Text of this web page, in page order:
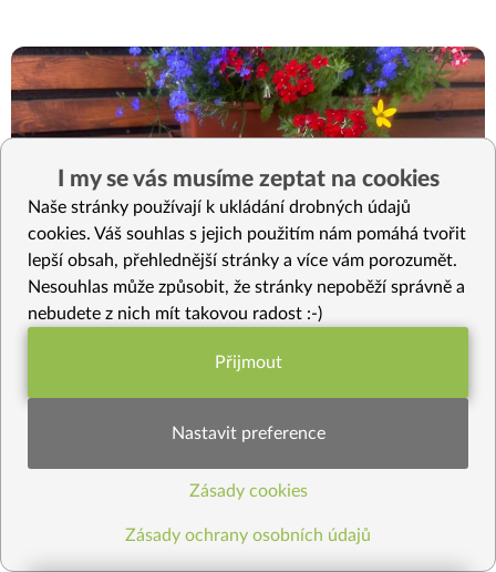
Segedínský guláš z hlívy
pokrmu příjemnou masitou strukturu, kysané zelí svěžest a
rostlinná smetana jemnost. Recept je je...
Načíst další
I my se vás musíme zeptat na cookies
Naše stránky používají k ukládání drobných údajů
cookies. Váš souhlas s jejich použitím nám pomáhá tvořit
lepší obsah, přehlednější stránky a více vám porozumět.
Nesouhlas může způsobit, že stránky nepoběží správně a
nebudete z nich mít takovou radost :-)
Funkční nastavení potřebujeme (vždy
Statistiky pro lepší obsah
Přijmout
Nastavit preference
Zásady cookies
Zásady ochrany osobních údajů